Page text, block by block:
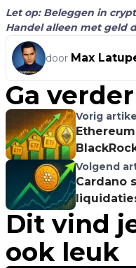
Let op: Beleggen in
Handel alleen met geld
door Max
Ga
Vorig
Volgend
Cardano
Dit vind
ook leuk